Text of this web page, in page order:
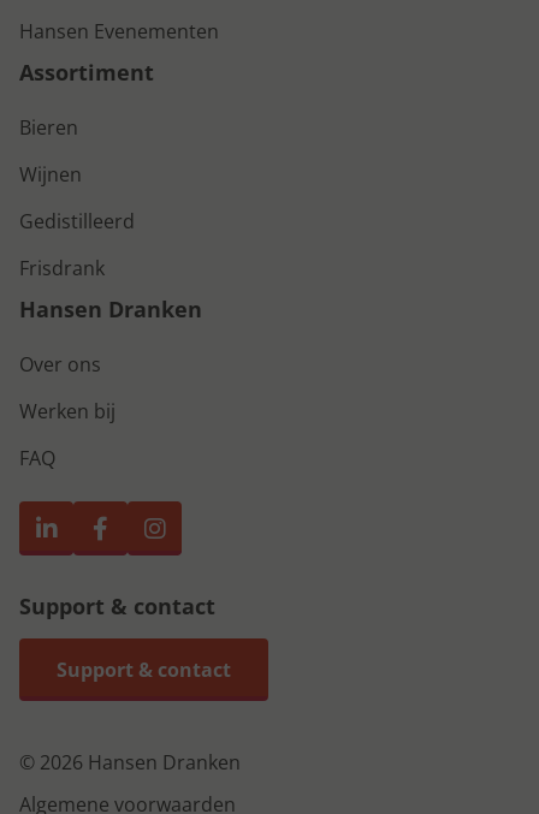
Hansen Evenementen
Assortiment
Bieren
Wijnen
Gedistilleerd
Frisdrank
Hansen Dranken
Over ons
Werken bij
FAQ
Support & contact
Support & contact
© 2026 Hansen Dranken
Algemene voorwaarden